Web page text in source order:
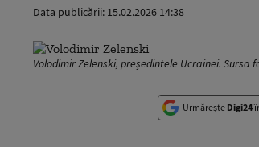
Data publicării: 15.02.2026 14:38
Volodimir Zelenski, președintele Ucrainei. Sursa
Urmărește Digi24